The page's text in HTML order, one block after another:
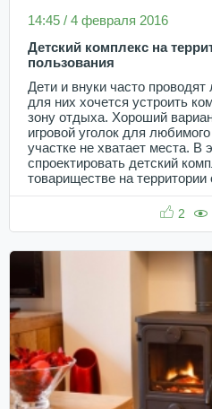
14:45 / 4 февраля 2016
Детский комплекс на
пользования
Дети и внуки часто
для них хочется устроить
зону отдыха. Хороший
игровой уголок для
участке не хватает места. В
спроектировать детский
товариществе на
2